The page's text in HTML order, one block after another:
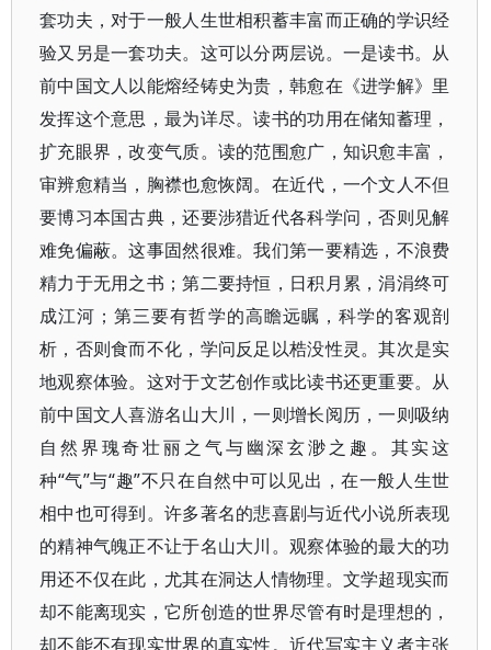
套功夫，对于一般人生世相积蓄丰富而正确的学识经
验又另是一套功夫。这可以分两层说。一是读书。从
前中国文人以能熔经铸史为贵，韩愈在《进学解》里
发挥这个意思，最为详尽。读书的功用在储知蓄理，
扩充眼界，改变气质。读的范围愈广，知识愈丰富，
审辨愈精当，胸襟也愈恢阔。在近代，一个文人不但
要博习本国古典，还要涉猎近代各科学问，否则见解
难免偏蔽。这事固然很难。我们第一要精选，不浪费
精力于无用之书；第二要持恒，日积月累，涓涓终可
成江河；第三要有哲学的高瞻远瞩，科学的客观剖
析，否则食而不化，学问反足以梏没性灵。其次是实
地观察体验。这对于文艺创作或比读书还更重要。从
前中国文人喜游名山大川，一则增长阅历，一则吸纳
自然界瑰奇壮丽之气与幽深玄渺之趣。其实这
种“气”与“趣”不只在自然中可以见出，在一般人生世
相中也可得到。许多著名的悲喜剧与近代小说所表现
的精神气魄正不让于名山大川。观察体验的最大的功
用还不仅在此，尤其在洞达人情物理。文学超现实而
却不能离现实，它所创造的世界尽管有时是理想的，
却不能不有现实世界的真实性。近代写实主义者主张